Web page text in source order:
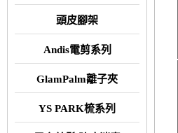
頭皮腳架
Andis電剪系列
GlamPalm離子夾
YS PARK梳系列